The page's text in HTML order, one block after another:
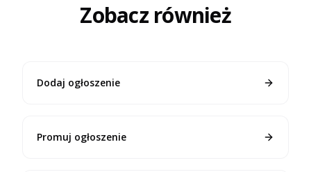
Zobacz również
Dodaj ogłoszenie
Promuj ogłoszenie